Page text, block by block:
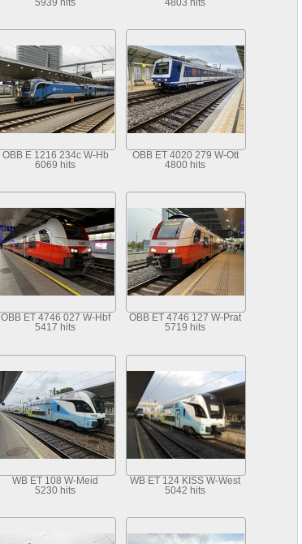
5939 hits
4803 hits
OBB E 1216 234c W-Hb
6069 hits
OBB ET 4020 279 W-Ott
4800 hits
OBB ET 4746 027 W-Hbf
5417 hits
OBB ET 4746 127 W-Prat
5719 hits
WB ET 108 W-Meid
5230 hits
WB ET 124 KISS W-West
5042 hits